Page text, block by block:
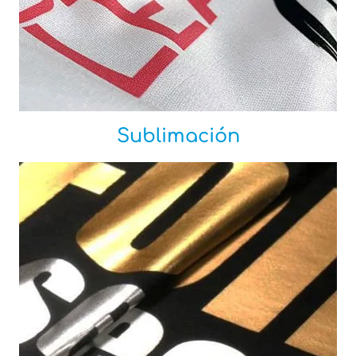
Sublimación